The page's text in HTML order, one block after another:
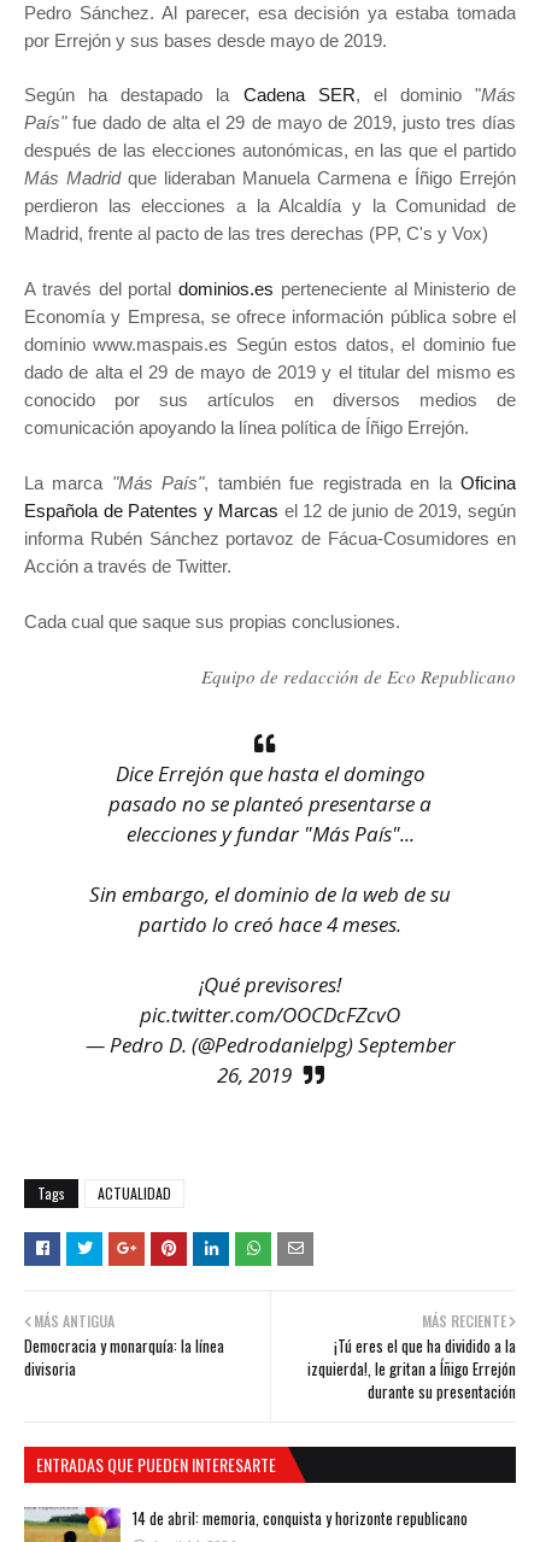
Pedro Sánchez. Al parecer, esa decisión ya estaba tomada
por Errejón y sus bases desde mayo de 2019.
Según ha destapado la Cadena SER, el dominio "Más
País"fue dado de alta el 29 de mayo de 2019, justo tres días
después de las elecciones autonómicas, en las que el partido
Más Madridque lideraban Manuela Carmena e Íñigo Errejón
perdieron las elecciones a la Alcaldía y la Comunidad de
Madrid, frente al pacto de las tres derechas (PP, C's y Vox)
A través del portal dominios.es perteneciente al Ministerio de
Economía y Empresa, se ofrece información pública sobre el
dominio www.maspais.es Según estos datos, el dominio fue
dado de alta el 29 de mayo de 2019 y el titular del mismo es
conocido por sus artículos en diversos medios de
comunicación apoyando la línea política de Íñigo Errejón.
La marca "Más País", también fue registrada en laOficina
Española de Patentes y Marcas el 12 de junio de 2019, según
informa Rubén Sánchez portavoz de Fácua-Cosumidores en
Acción a través de Twitter.
Cada cual que saque sus propias conclusiones.
Equipo de redacción de Eco Republicano
Dice Errejón que hasta el domingo
pasado no se planteó presentarse a
elecciones y fundar "Más País"...
Sin embargo, el dominio de la web de su
partido lo creó hace 4 meses.
¡Qué previsores!
pic.twitter.com/OOCDcFZcvO
— Pedro D. (@Pedrodanielpg)September
26, 2019
Tags ACTUALIDAD
MÁS RECIENTE
¡Tú eres el que ha dividido a la
izquierda!, le gritan a Íñigo Errejón
durante su presentación
MÁS ANTIGUA
Democracia y monarquía: la línea
divisoria
ENTRADAS QUE PUEDEN INTERESARTE
14 de abril: memoria, conquista y horizonte republicano